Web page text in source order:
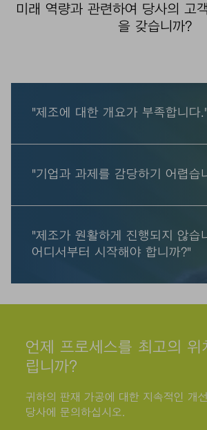
미래 역량과 관련하여 당사의 고
을 갖습니까?
"제조에 대한 개요가 부족합니다."
"기업과 과제를 감당하기 어렵습
"제조가 원활하게 진행되지 않습
어디서부터 시작해야 합니까?"
언제 프로세스를 최고의 위
립니까?
귀하의 판재 가공에 대한 지속적인 개
당사에 문의하십시오.